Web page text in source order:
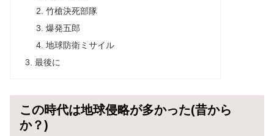
竹槍決死部隊
爆発五郎
地球防衛ミサイル
最後に
この時代は地球侵略が多かった(昔から
か？)